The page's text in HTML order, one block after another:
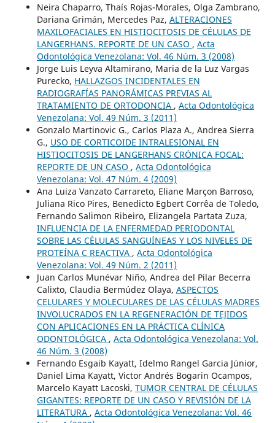
Neira Chaparro, Thaís Rojas-Morales, Olga Zambrano,
Dariana Grimán, Mercedes Paz, ALTERACIONES
MAXILOFACIALES EN HISTIOCITOSIS DE CÉLULAS DE
LANGERHANS. REPORTE DE UN CASO , Acta
Odontológica Venezolana: Vol. 46 Núm. 3 (2008)
Jorge Luis Leyva Altamirano, Maria de la Luz Vargas
Purecko, HALLAZGOS INCIDENTALES EN
RADIOGRAFÍAS PANORÁMICAS PREVIAS AL
TRATAMIENTO DE ORTODONCIA , Acta Odontológica
Venezolana: Vol. 49 Núm. 3 (2011)
Gonzalo Martinovic G., Carlos Plaza A., Andrea Sierra
G., USO DE CORTICOIDE INTRALESIONAL EN
HISTIOCITOSIS DE LANGERHANS CRÓNICA FOCAL:
REPORTE DE UN CASO , Acta Odontológica
Venezolana: Vol. 47 Núm. 4 (2009)
Ana Luiza Vanzato Carrareto, Eliane Marçon Barroso,
Juliana Rico Pires, Benedicto Egbert Corrêa de Toledo,
Fernando Salimon Ribeiro, Elizangela Partata Zuza,
INFLUENCIA DE LA ENFERMEDAD PERIODONTAL
SOBRE LAS CÉLULAS SANGUÍNEAS Y LOS NIVELES DE
PROTEÍNA C REACTIVA , Acta Odontológica
Venezolana: Vol. 49 Núm. 2 (2011)
Juan Carlos Munévar Niño, Andrea del Pilar Becerra
Calixto, Claudia Bermúdez Olaya, ASPECTOS
CELULARES Y MOLECULARES DE LAS CÉLULAS MADRES
INVOLUCRADOS EN LA REGENERACIÓN DE TEJIDOS
CON APLICACIONES EN LA PRÁCTICA CLÍNICA
ODONTOLÓGICA , Acta Odontológica Venezolana: Vol.
46 Núm. 3 (2008)
Fernando Esgaib Kayatt, Idelmo Rangel Garcia Júnior,
Daniel Lima Kayatt, Victor Andrés Bogarin Ocampos,
Marcelo Kayatt Lacoski, TUMOR CENTRAL DE CÉLULAS
GIGANTES: REPORTE DE UN CASO Y REVISIÓN DE LA
LITERATURA , Acta Odontológica Venezolana: Vol. 46